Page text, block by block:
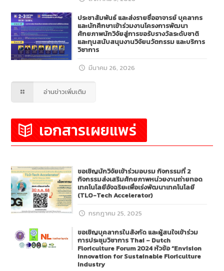
ประชาสัมพันธ์ และส่งรายชื่ออาจารย์ บุคลากร
และนักศึกษาเข้าร่วมงานโครงการพัฒนา
ศักยภาพนักวิจัยสู่การขอรับรางวัลระดับชาติ
และทุนสนับสนุนงานวิจัยนวัตกรรม และบริการ
วิชาการ
มีนาคม 26, 2026
อ่านข่าวเพิ่มเติม
เอกสารเผยแพร่
ขอเชิญนักวิจัยเข้าร่วมอบรม กิจกรรมที่ 2
กิจกรรมส่งเสริมศักยภาพหน่วยงานถ่ายทอด
เทคโนโลยีอัจฉริยะเพื่อเร่งพัฒนาเทคโนโลยี
(TLO-Tech Accelerator)
กรกฎาคม 25, 2025
ขอเชิญบุคลากรในสังกัด และผู้สนใจเข้าร่วม
การประชุมวิชาการ Thai – Dutch
Floriculture Forum 2024 หัวข้อ “Envision
Innovation for Sustainable Floriculture
Industry